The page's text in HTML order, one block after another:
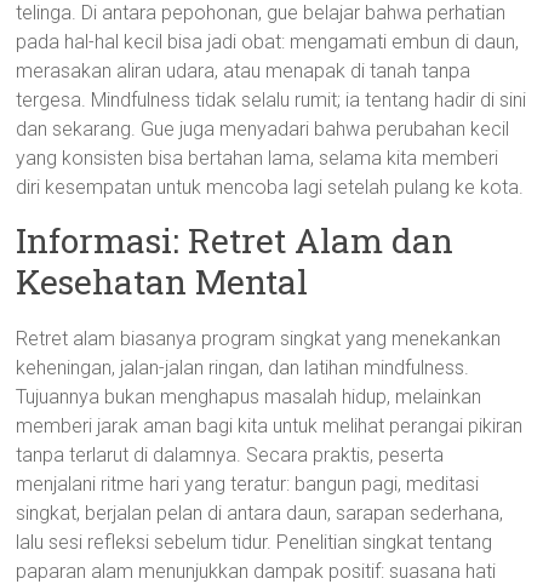
telinga. Di antara pepohonan, gue belajar bahwa perhatian
pada hal-hal kecil bisa jadi obat: mengamati embun di daun,
merasakan aliran udara, atau menapak di tanah tanpa
tergesa. Mindfulness tidak selalu rumit; ia tentang hadir di sini
dan sekarang. Gue juga menyadari bahwa perubahan kecil
yang konsisten bisa bertahan lama, selama kita memberi
diri kesempatan untuk mencoba lagi setelah pulang ke kota.
Informasi: Retret Alam dan
Kesehatan Mental
Retret alam biasanya program singkat yang menekankan
keheningan, jalan-jalan ringan, dan latihan mindfulness.
Tujuannya bukan menghapus masalah hidup, melainkan
memberi jarak aman bagi kita untuk melihat perangai pikiran
tanpa terlarut di dalamnya. Secara praktis, peserta
menjalani ritme hari yang teratur: bangun pagi, meditasi
singkat, berjalan pelan di antara daun, sarapan sederhana,
lalu sesi refleksi sebelum tidur. Penelitian singkat tentang
paparan alam menunjukkan dampak positif: suasana hati